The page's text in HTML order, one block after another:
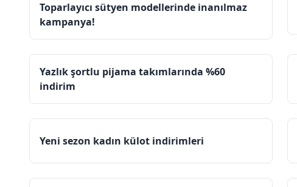
Toparlayıcı sütyen modellerinde inanılmaz
kampanya!
Yazlık şortlu pijama takımlarında %60
indirim
Yeni sezon kadın külot indirimleri